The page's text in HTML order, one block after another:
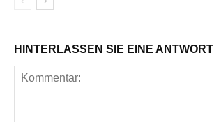
HINTERLASSEN SIE EINE ANTWORT